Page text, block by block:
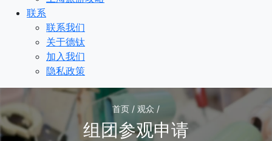
联系
联系我们
关于德钛
加入我们
隐私政策
首页 / 观众 /
组团参观申请